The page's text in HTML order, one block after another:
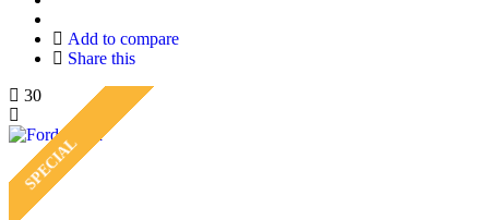
Add to compare
Share this
30
SPECIAL